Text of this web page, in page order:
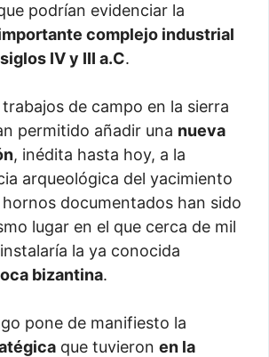
podrían evidenciar la
complejo industrial
IV y III a.C.
de campo en la sierra
permitido añadir una nueva
, inédita hasta hoy, a la
arqueológica del yacimiento
documentados han sido
lugar en el que cerca de mil
la ya conocida
bizantina.
pone de manifiesto la
que tuvieron en la